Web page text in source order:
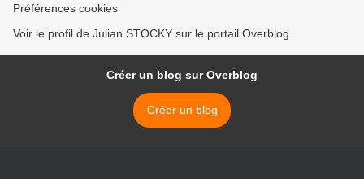
Préférences cookies
Voir le profil de Julian STOCKY sur le portail Overblog
Créer un blog sur Overblog
Créer un blog